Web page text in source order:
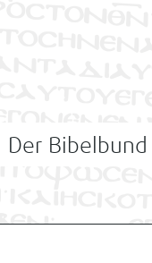
Der Bibelbund